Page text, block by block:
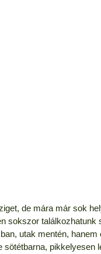
de mára már sok
sokszor
utak mentén,